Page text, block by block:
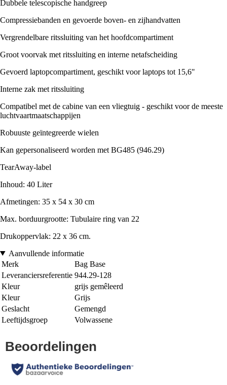
Dubbele telescopische handgreep
Compressiebanden en gevoerde boven- en zijhandvatten
Vergrendelbare ritssluiting van het hoofdcompartiment
Groot voorvak met ritssluiting en interne netafscheiding
Gevoerd laptopcompartiment, geschikt voor laptops tot 15,6"
Interne zak met ritssluiting
Compatibel met de cabine van een vliegtuig - geschikt voor de meeste
luchtvaartmaatschappijen
Robuuste geïntegreerde wielen
Kan gepersonaliseerd worden met BG485 (946.29)
TearAway-label
Inhoud: 40 Liter
Afmetingen: 35 x 54 x 30 cm
Max. borduurgrootte: Tubulaire ring van 22
Drukoppervlak: 22 x 36 cm.
Aanvullende informatie
Merk
Bag Base
Leveranciersreferentie 944.29-128
Kleur
grijs gemêleerd
Kleur
Grijs
Geslacht
Gemengd
Leeftijdsgroep
Volwassene